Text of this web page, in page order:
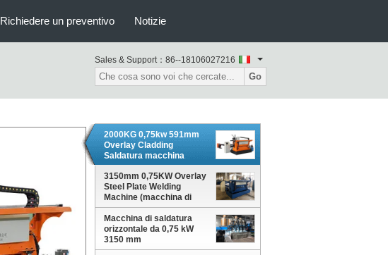
Richiedere un preventivo Notizie
Sales & Support： 86--18106027216
Go
2000KG 0,75kw 591mm
Overlay Cladding
Saldatura macchina
3150mm 0,75KW Overlay
Steel Plate Welding
Machine (macchina di
saldatura delle lamiere di
acciaio)
Macchina di saldatura
orizzontale da 0,75 kW
3150 mm